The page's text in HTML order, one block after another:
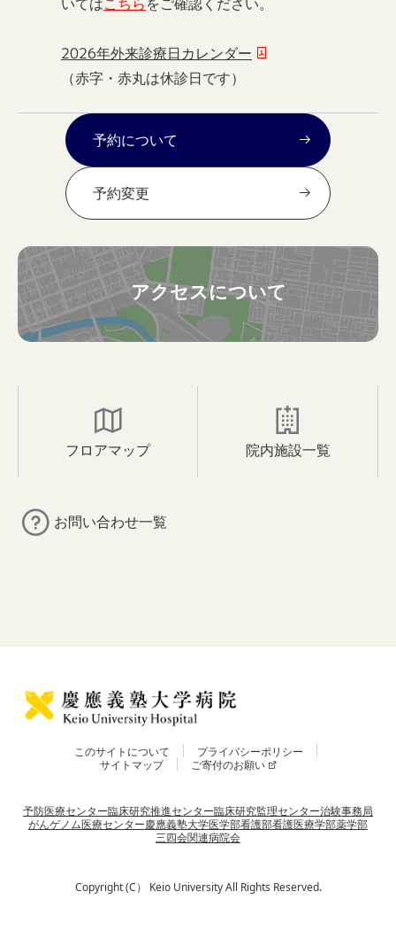
2026年外来診療日カレンダー
（赤字・赤丸は休診日です）
予約について
予約変更
アクセスについて
フロアマップ 院内施設一覧
お問い合わせ一覧
このサイトについて
プライバシーポリシー
サイトマップ
ご寄付のお願い
予防医療センター臨床研究推進センター臨床研究監理センター治験事務局
がんゲノム医療センター慶應義塾大学医学部看護部看護医療学部薬学部
三四会関連病院会
Copyright (C） Keio University All Rights Reserved.